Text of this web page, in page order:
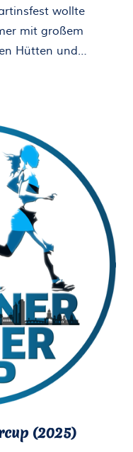
wollte
mit großem
Hütten und…
(2025)